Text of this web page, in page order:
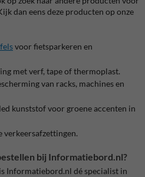
dan eens deze producten op onze
voor fietsparkeren en
met verf, tape of thermoplast.
van racks, machines en
kunststof voor groene accenten in
bij Informatiebord.nl?
Informatiebord.nl dé specialist in